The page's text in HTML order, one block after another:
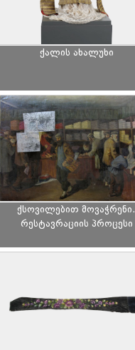
ქალის ახალუხი
ქსოვილებით მოვაჭრენი.
რესტავრაციის პროცესი